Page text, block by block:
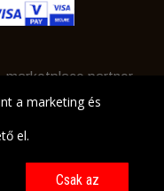
marketplace partner
a marketing és
el.
Csak az